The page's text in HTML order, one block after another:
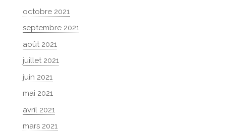
octobre 2021
septembre 2021
août 2021
juillet 2021
juin 2021
mai 2021
avril 2021
mars 2021